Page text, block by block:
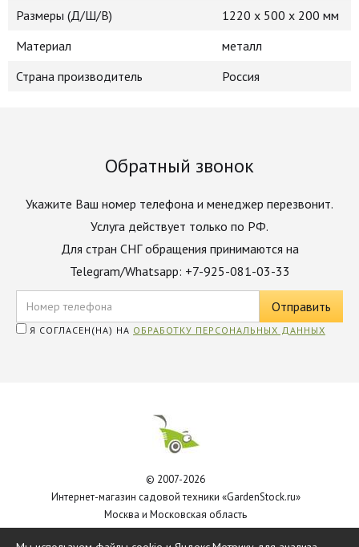
Размеры (Д/Ш/В)
1220 х 500 х 200 мм
Материал
металл
Страна производитель
Россия
Обратный звонок
Укажите Ваш номер телефона и менеджер перезвонит.
Услуга действует только по РФ.
Для стран СНГ обращения принимаются на
Telegram/Whatsapp: +7-925-081-03-33
Я СОГЛАСЕН(НА) НА ОБРАБОТКУ ПЕРСОНАЛЬНЫХ ДАННЫХ
© 2007-2026
Интернет-магазин садовой техники «GardenStock.ru»
Москва и Московская область